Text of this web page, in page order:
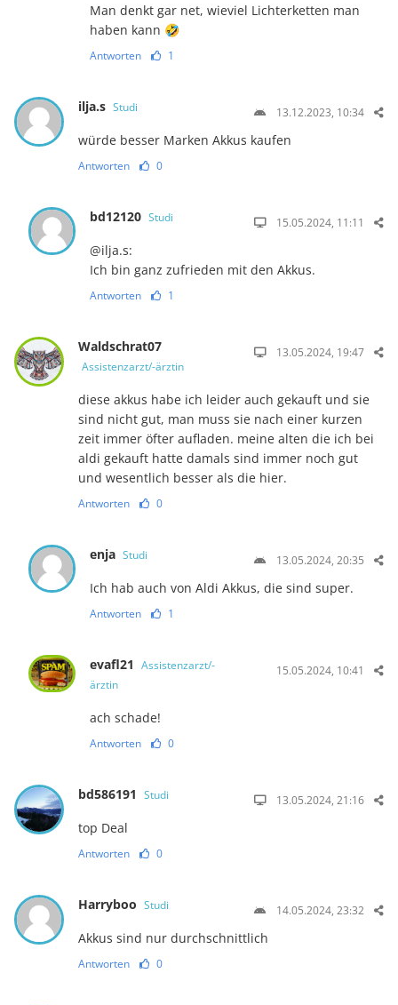
Man denkt gar net, wieviel Lichterketten man
haben kann 🤣
Antworten 1
ilja.s Studi 13.12.2023, 10:34
würde besser Marken Akkus kaufen
Antworten 0
bd12120 Studi 15.05.2024, 11:11
@ilja.s:
Ich bin ganz zufrieden mit den Akkus.
Antworten 1
Waldschrat07
Assistenzarzt/-ärztin
13.05.2024, 19:47
diese akkus habe ich leider auch gekauft und sie
sind nicht gut, man muss sie nach einer kurzen
zeit immer öfter aufladen. meine alten die ich bei
aldi gekauft hatte damals sind immer noch gut
und wesentlich besser als die hier.
Antworten 0
enja Studi 13.05.2024, 20:35
Ich hab auch von Aldi Akkus, die sind super.
Antworten 1
evafl21
Assistenzarzt/-
ärztin
15.05.2024, 10:41
ach schade!
Antworten 0
bd586191 Studi 13.05.2024, 21:16
top Deal
Antworten 0
Harryboo Studi 14.05.2024, 23:32
Akkus sind nur durchschnittlich
Antworten 0